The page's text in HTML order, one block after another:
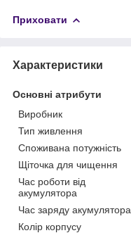
Приховати
Характеристики
Основні атрибути
Виробник
Тип живлення
Споживана потужність
Щіточка для чищення
Час роботи від
акумулятора
Час заряду акумулятора
Колір корпусу